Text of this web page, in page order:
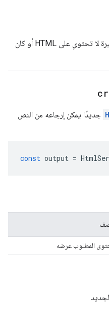
: إذا كانت البيانات الثنائية الكبيرة لا تحتوي على HTML أو كان
جديدًا يمكن إرجاعه من النص
const output =
المطلوب عرضه